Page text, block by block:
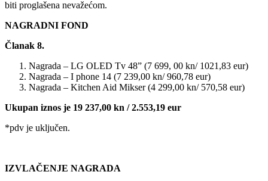
biti proglašena nevažećom.
NAGRADNI FOND
Članak 8.
Nagrada – LG OLED Tv 48” (7 699, 00 kn/ 1021,83 eur)
Nagrada – I phone 14 (7 239,00 kn/ 960,78 eur)
Nagrada – Kitchen Aid Mikser (4 299,00 kn/ 570,58 eur)
Ukupan iznos je 19 237,00 kn / 2.553,19 eur
*pdv je uključen.
IZVLAČENJE NAGRADA